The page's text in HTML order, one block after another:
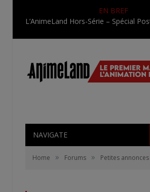
EN BREF
NAVIGATE
Home » Forums » Petites annonces